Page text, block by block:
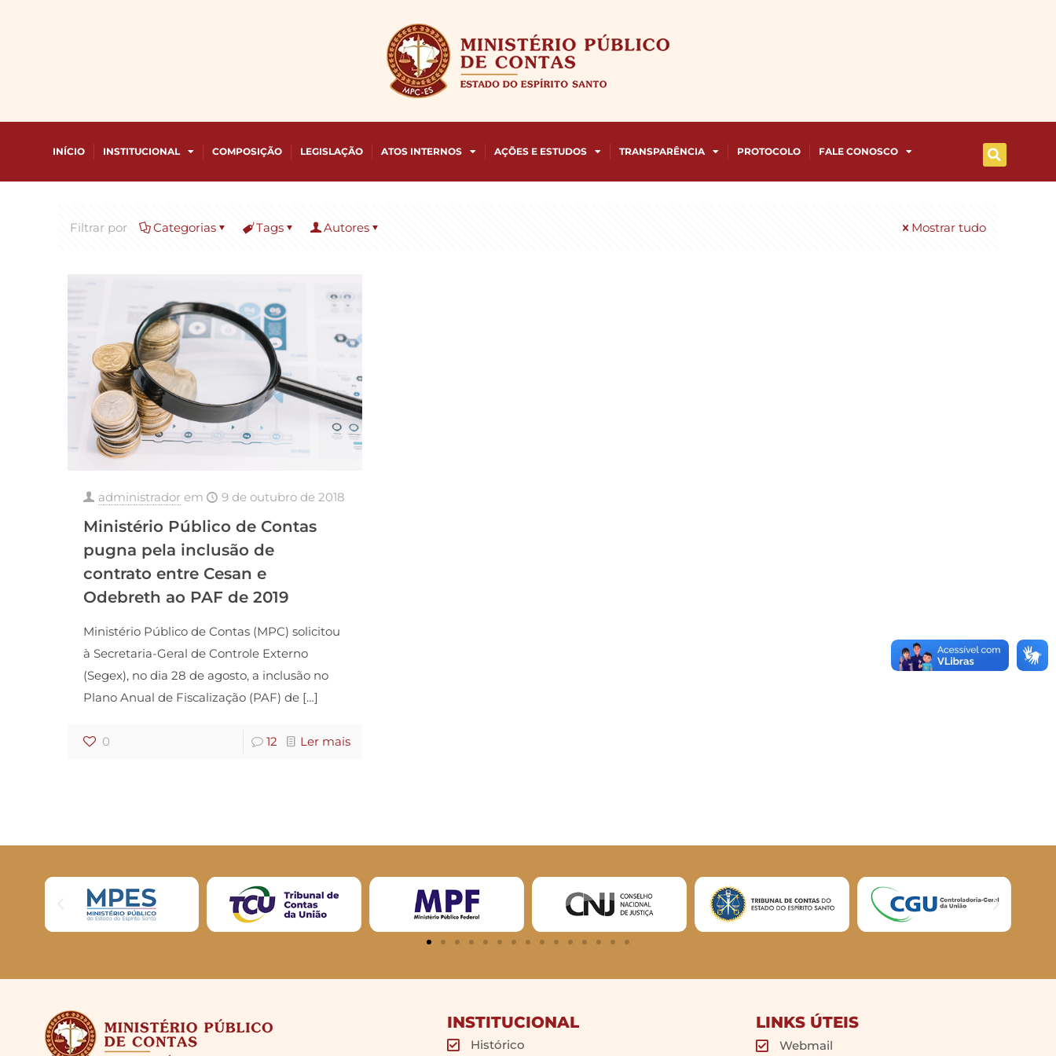
INÍCIO INSTITUCIONAL COMPOSIÇÃO LEGISLAÇÃO ATOS INTERNOS AÇÕES E ESTUDOS TRANSPARÊNCIA PROTOCOLO FALE CONOSCO
Filtrar por Categorias Tags Autores Mostrar tudo
administrador em 9 de outubro de 2018
Ministério Público de Contas
pugna pela inclusão de
contrato entre Cesan e
Odebreth ao PAF de 2019
Ministério Público de Contas (MPC) solicitou
à Secretaria-Geral de Controle Externo
(Segex), no dia 28 de agosto, a inclusão no
Plano Anual de Fiscalização (PAF) de[…]
0 12 Ler mais
INSTITUCIONAL
Histórico
LINKS ÚTEIS
Webmail